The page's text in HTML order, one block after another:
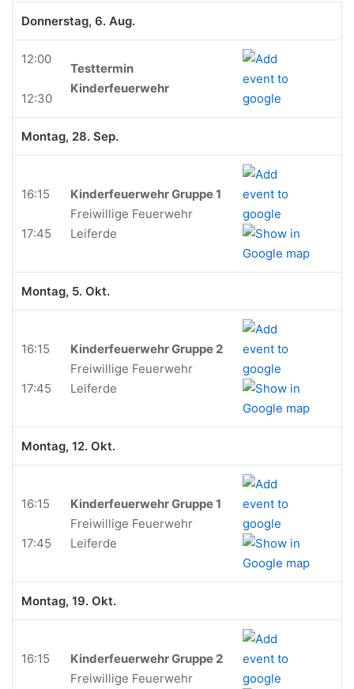
Donnerstag, 6. Aug.
12:00
12:30
Testtermin
Kinderfeuerwehr
Montag, 28. Sep.
16:15
17:45
Kinderfeuerwehr Gruppe 1
Freiwillige Feuerwehr
Leiferde
Montag, 5. Okt.
16:15
17:45
Kinderfeuerwehr Gruppe 2
Freiwillige Feuerwehr
Leiferde
Montag, 12. Okt.
16:15
17:45
Kinderfeuerwehr Gruppe 1
Freiwillige Feuerwehr
Leiferde
Montag, 19. Okt.
16:15
Kinderfeuerwehr Gruppe 2
Freiwillige Feuerwehr